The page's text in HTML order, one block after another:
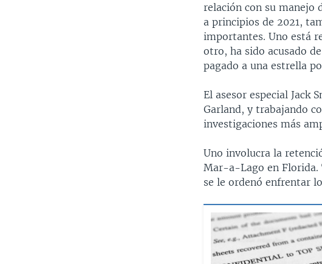
relación con su manejo
a principios de 2021,
importantes. Uno está
otro, ha sido acusado
pagado a una estrella
El asesor especial Jack
Garland, y trabajando
investigaciones más
Uno involucra la
Mar-a-Lago en Florida.
se le ordenó enfrentar